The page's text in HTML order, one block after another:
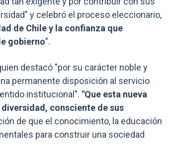
y celebró el proceso eleccionario,
de Chile y la confianza que
gobierno".
destacó "por su carácter noble y
permanente disposición al servicio
institucional". "Que esta nueva
consciente de sus
de que el conocimiento, la educación
para construir una sociedad